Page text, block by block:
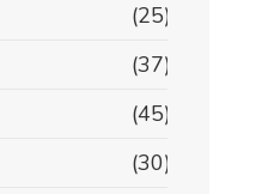
(25)
(37)
(45)
(30)